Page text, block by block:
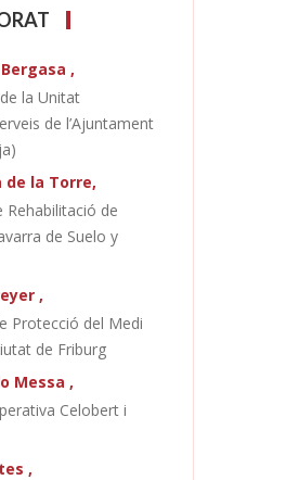
,
la Unitat
de l’Ajuntament
de la Torre,
Rehabilitació de
de Suelo y
,
Protecció del Medi
de Friburg
Messa ,
Celobert i
,